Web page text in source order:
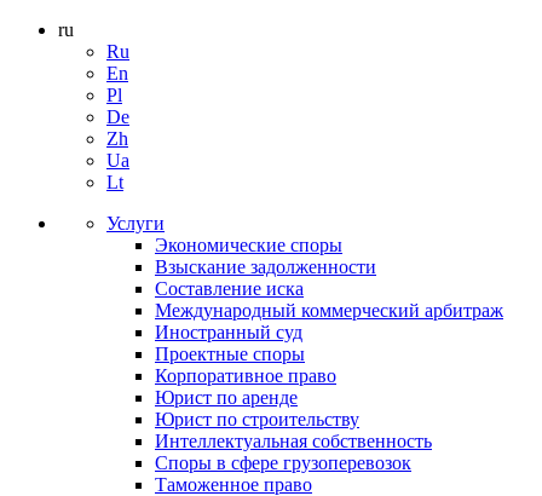
ru
Ru
En
Pl
De
Zh
Ua
Lt
Услуги
Экономические споры
Взыскание задолженности
Составление иска
Международный коммерческий арбитраж
Иностранный суд
Проектные споры
Корпоративное право
Юрист по аренде
Юрист по строительству
Интеллектуальная собственность
Споры в сфере грузоперевозок
Таможенное право